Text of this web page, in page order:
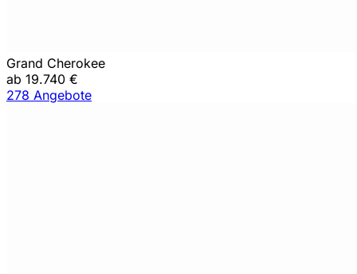
Grand Cherokee
ab 19.740 €
278 Angebote